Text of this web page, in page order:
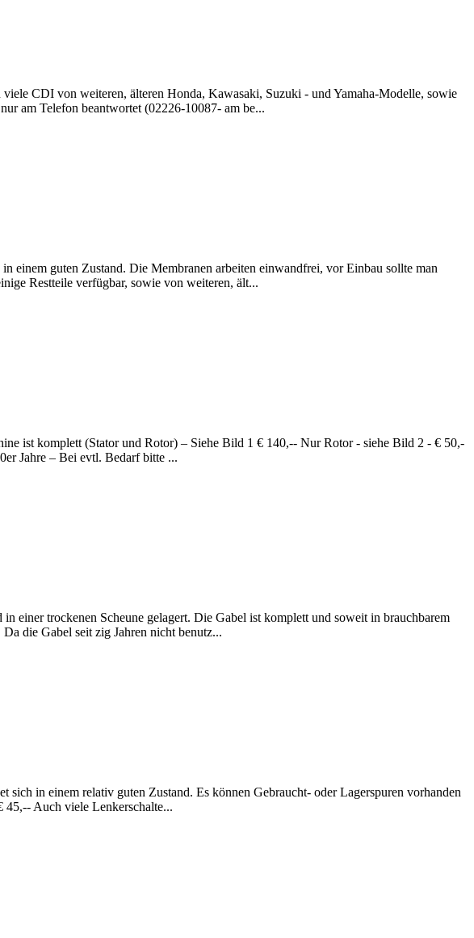
CDI von weiteren, älteren Honda, Kawasaki, Suzuki - und Yamaha-Modelle, sowie
am Telefon beantwortet (02226-10087- am be...
einem guten Zustand. Die Membranen arbeiten einwandfrei, vor Einbau sollte man
Restteile verfügbar, sowie von weiteren, ält...
ist komplett (Stator und Rotor) – Siehe Bild 1 € 140,-- Nur Rotor - siehe Bild 2 - € 50,-
Jahre – Bei evtl. Bedarf bitte ...
einer trockenen Scheune gelagert. Die Gabel ist komplett und soweit in brauchbarem
die Gabel seit zig Jahren nicht benutz...
in einem relativ guten Zustand. Es können Gebraucht- oder Lagerspuren vorhanden
45,-- Auch viele Lenkerschalte...